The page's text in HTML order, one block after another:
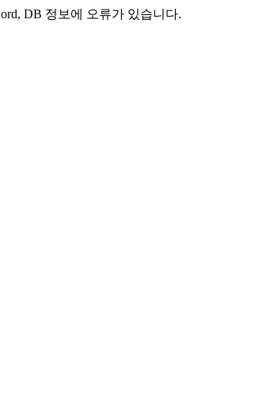
DB 정보에 오류가 있습니다.